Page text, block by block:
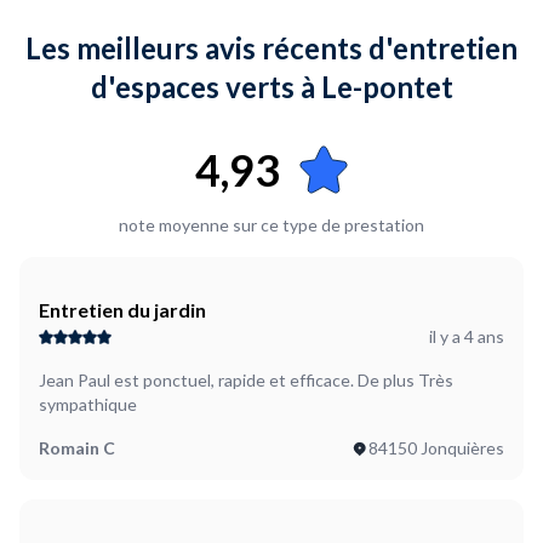
Les meilleurs avis récents d'entretien
d'espaces verts à Le-pontet
4,93
note moyenne sur ce type de prestation
Entretien du jardin
il y a 4 ans
Jean Paul est ponctuel, rapide et efficace. De plus Très
sympathique
Romain C 84150 Jonquières